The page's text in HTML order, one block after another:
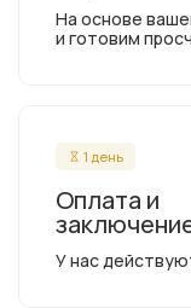
На основе
и готовим
1 день
Оплата и
У нас